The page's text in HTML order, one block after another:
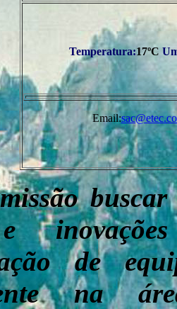
Temperatura:17ºC
Email:
de
na